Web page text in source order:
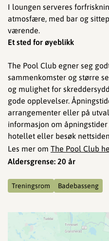
I loungen serveres
atmosfære, med bar og
værende.
Et sted for øyeblikk
The Pool Club egner seg
sammenkomster og større
og mulighet for
gode opplevelser.
arrangementer eller på
informasjon om
hotellet eller besøk
Les mer om The Pool Club
Aldersgrense: 20 år
Treningsrom Badebasseng